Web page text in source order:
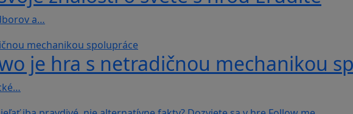
a…
je hra s netradičnou mechanikou